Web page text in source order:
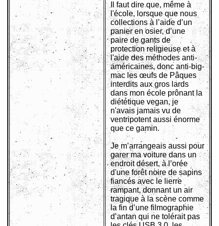
Il faut dire que, même à
l'école, lorsque que nous
collections à l’aide d’un
panier en osier, d’une
paire de gants de
protection religieuse et à
l'aide des méthodes anti-
américaines, donc anti-big-
mac les œufs de Pâques
interdits aux gros lards
dans mon école prônant la
diététique vegan, je
n'avais jamais vu de
ventripotent aussi énorme
que ce gamin.
Je m’arrangeais aussi pour
garer ma voiture dans un
endroit désert, à l’orée
d'une forêt noire de sapins
fiancés avec le lierre
rampant, donnant un air
tragique à la scène comme
la fin d’une filmographie
d’antan qui ne tolérait pas